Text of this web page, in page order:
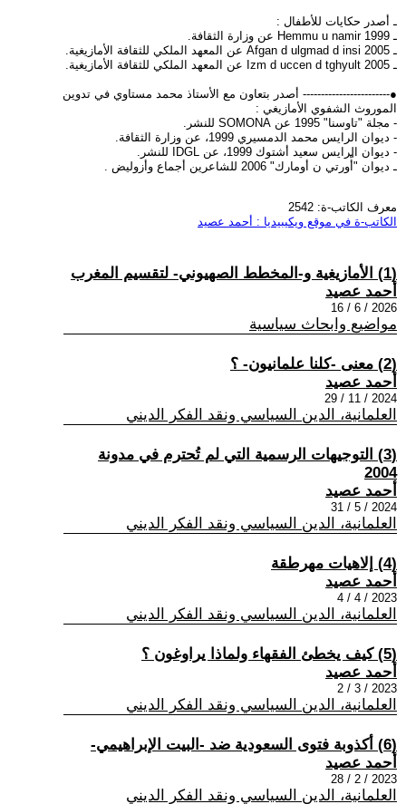
ـ أصدر حكايات للأطفال :
ـ Hemmu u namir 1999 عن وزارة الثقافة.
ـ Afgan d ulgmad d insi 2005 عن المعهد الملكي للثقافة الأمازيغية.
ـ Izm d uccen d tghyult 2005 عن المعهد الملكي للثقافة الأمازيغية.
●------------------------ أصدر بتعاون مع الأستاذ محمد مستاوي في تدوين
الموروث الشفوي الأمازيغي :
- مجلة "تاوسنا" 1995 عن SOMONA للنشر.
- ديوان الرايس محمد الدمسيري 1999، عن وزارة الثقافة.
- ديوان الرايس سعيد أشتوك 1999، عن IDGL للنشر.
ـ ديوان "أّورتي ن أومارك" 2006 للشاعرين أجماع وأزوليض .
معرف الكاتب-ة: 2542
الكاتب-ة في موقع ويكيبيديا : أحمد عصيد
(1) الأمازيغية و-المخطط الصهيوني- لتقسيم المغرب
أحمد عصيد
2026 / 6 / 16
مواضيع وابحاث سياسية
(2) معنى -كلنا علمانيون- ؟
أحمد عصيد
2024 / 11 / 29
العلمانية، الدين السياسي ونقد الفكر الديني
(3) التوجيهات الرسمية التي لم تُحترم في مدونة
2004
أحمد عصيد
2024 / 5 / 31
العلمانية، الدين السياسي ونقد الفكر الديني
(4) إلاهيات مهرطقة
أحمد عصيد
2023 / 4 / 4
العلمانية، الدين السياسي ونقد الفكر الديني
(5) كيف يخطئ الفقهاء ولماذا يراوغون ؟
أحمد عصيد
2023 / 3 / 2
العلمانية، الدين السياسي ونقد الفكر الديني
(6) أكذوبة فتوى السعودية ضد -البيت الإبراهيمي-
أحمد عصيد
2023 / 2 / 28
العلمانية، الدين السياسي ونقد الفكر الديني